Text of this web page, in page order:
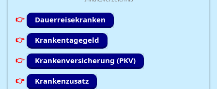
Dauerreisekranken
Krankentagegeld
Krankenversicherung (PKV)
Krankenzusatz